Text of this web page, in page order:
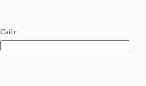
Сайт